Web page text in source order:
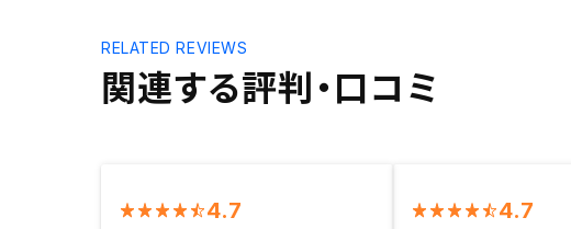
関連する評判・口コミ
RELATED REVIEWS
4.7 4.7